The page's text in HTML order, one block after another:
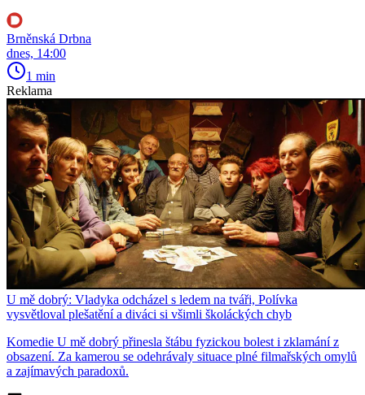
Brněnská Drbna
dnes, 14:00
1 min
Reklama
U mě dobrý: Vladyka odcházel s ledem na tváři, Polívka
vysvětloval plešatění a diváci si všimli školáckých chyb
Komedie U mě dobrý přinesla štábu fyzickou bolest i zklamání z
obsazení. Za kamerou se odehrávaly situace plné filmařských omylů
a zajímavých paradoxů.